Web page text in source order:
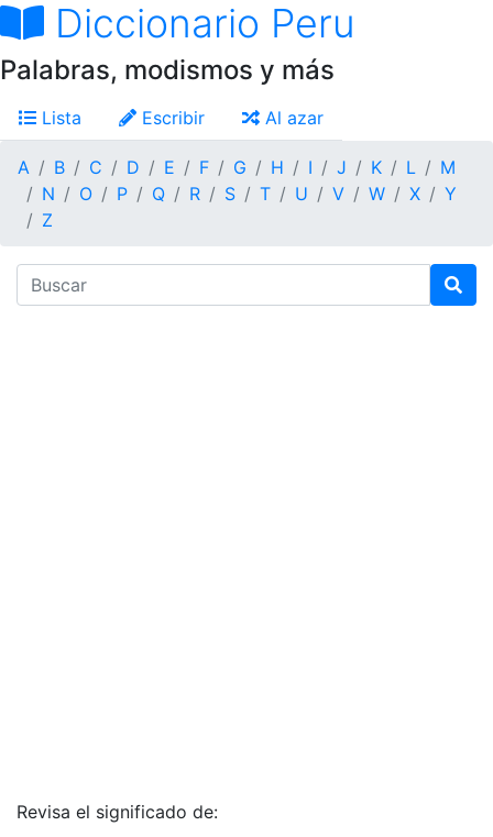
Diccionario Peru
Palabras, modismos y más
Lista Escribir Al azar
A B C D E F G H I J K L
M
N
O P Q R S T U V W X
Y
Z
Revisa el significado de: